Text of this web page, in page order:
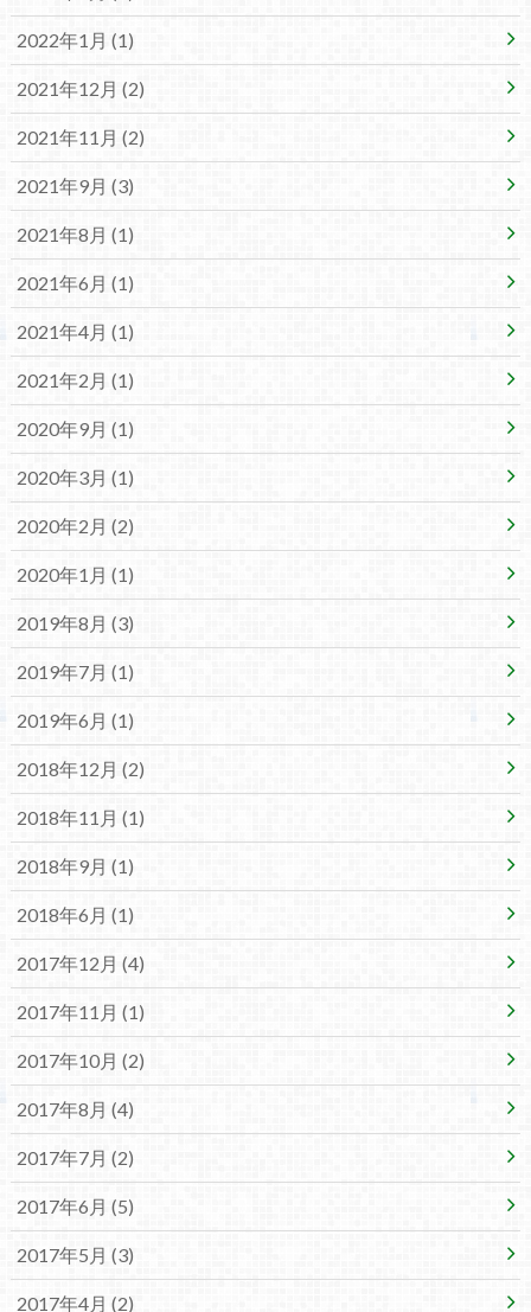
2022年1月 (1)
2021年12月 (2)
2021年11月 (2)
2021年9月 (3)
2021年8月 (1)
2021年6月 (1)
2021年4月 (1)
2021年2月 (1)
2020年9月 (1)
2020年3月 (1)
2020年2月 (2)
2020年1月 (1)
2019年8月 (3)
2019年7月 (1)
2019年6月 (1)
2018年12月 (2)
2018年11月 (1)
2018年9月 (1)
2018年6月 (1)
2017年12月 (4)
2017年11月 (1)
2017年10月 (2)
2017年8月 (4)
2017年7月 (2)
2017年6月 (5)
2017年5月 (3)
2017年4月 (2)